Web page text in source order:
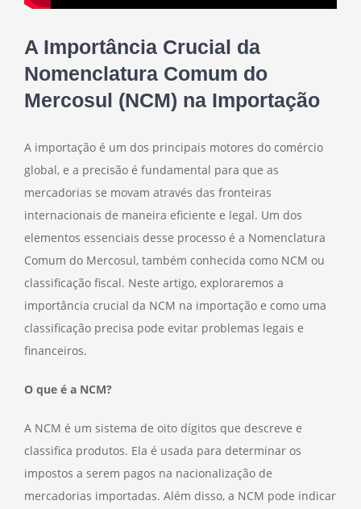
A Importância Crucial da
Nomenclatura Comum do
Mercosul (NCM) na Importação
A importação é um dos principais motores do comércio
global, e a precisão é fundamental para que as
mercadorias se movam através das fronteiras
internacionais de maneira eficiente e legal. Um dos
elementos essenciais desse processo é a Nomenclatura
Comum do Mercosul, também conhecida como NCM ou
classificação fiscal. Neste artigo, exploraremos a
importância crucial da NCM na importação e como uma
classificação precisa pode evitar problemas legais e
financeiros.
O que é a NCM?
A NCM é um sistema de oito dígitos que descreve e
classifica produtos. Ela é usada para determinar os
impostos a serem pagos na nacionalização de
mercadorias importadas. Além disso, a NCM pode indicar